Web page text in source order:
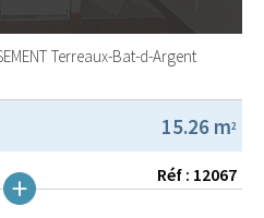
Terreaux-Bat-d-Argent
15.26 m2
Réf : 12067